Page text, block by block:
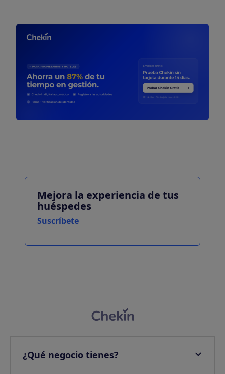
Mejora la experiencia de tus
huéspedes
Suscríbete
¿Qué negocio tienes?